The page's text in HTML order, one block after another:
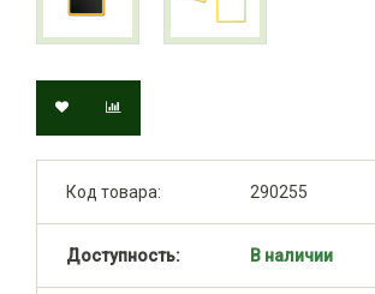
Код товара: 290255
Доступность: В наличии